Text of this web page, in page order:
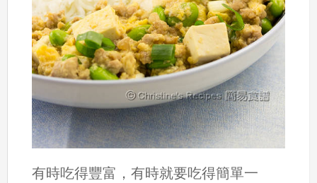
有時吃得豐富，有時就要吃得簡單一